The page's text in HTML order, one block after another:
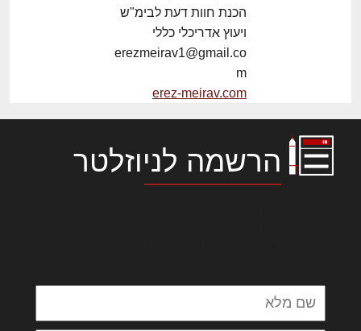
הכנת חוות דעת לבימ"ש
ויעוץ אדריכלי כללי
erezmeirav1@gmail.co
m
erez-meirav.com
הרשמה לניוזלטר